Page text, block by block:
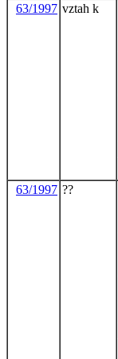
63/1997 vztah k
63/1997 ??